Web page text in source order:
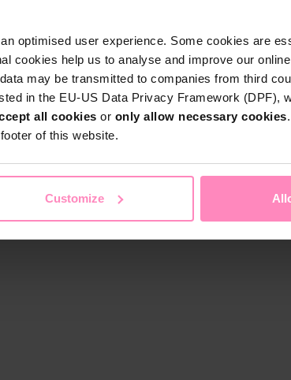
optimised user experience. Some cookies are
cookies help us to analyse and improve our
may be transmitted to companies from third
in the EU-US Data Privacy Framework (DPF),
all cookies or only allow necessary cookies
of this website.
Customize